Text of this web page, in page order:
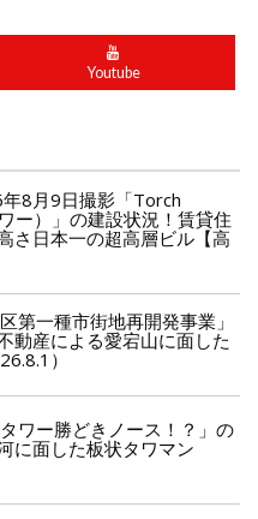
Youtube
年8月9日撮影「Torch
ー）」の建設状況！賃貸住
さ日本一の超高層ビル【高
第一種市街地再開発事業」
動産による愛宕山に面した
）
ワー勝どきノース！？」の
に面した板状タワマン